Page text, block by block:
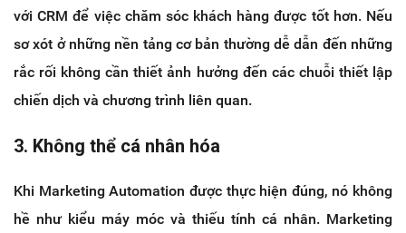
với CRM để việc chăm sóc khách hàng được tốt hơn. Nếu
sơ xót ở những nền tảng cơ bản thường dễ dẫn đến những
rắc rối không cần thiết ảnh hưởng đến các chuỗi thiết lập
chiến dịch và chương trình liên quan.
3. Không thể cá nhân hóa
Khi Marketing Automation được thực hiện đúng, nó không
hề như kiểu máy móc và thiếu tính cá nhân. Marketing